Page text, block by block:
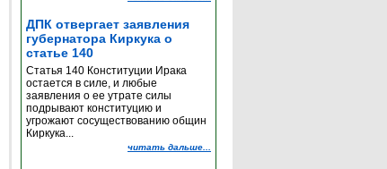
ДПК отвергает заявления
губернатора Киркука о
статье 140
Статья 140 Конституции Ирака
остается в силе, и любые
заявления о ее утрате силы
подрывают конституцию и
угрожают сосуществованию общин
Киркука...
читать дальше...